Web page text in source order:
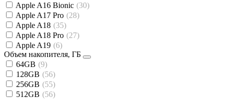
Apple A16 Bionic (30)
Apple A17 Pro (28)
Apple A18 (35)
Apple A18 Pro (27)
Apple A19 (6)
Объем накопителя, ГБ
64GB (9)
128GB (56)
256GB (55)
512GB (56)